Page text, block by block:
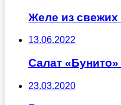
Желе из свежих
13.06.2022
Салат
23.03.2020